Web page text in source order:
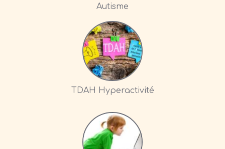
Autisme
TDAH Hyperactivité